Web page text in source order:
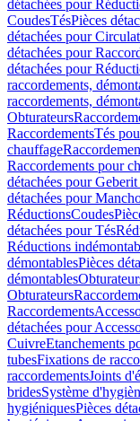
détachées pour
CoudesTésPièces
détachées pour
détachées pour
détachées pour
raccordements,
raccordements,
Obturateurs
RaccordementsTés
chauffage
Raccordements pour
détachées pour
détachées pour
RéductionsCoudes
détachées pour Tés
Réductions
démontablesPièces
démontables
Obturateurs
Raccordements
détachées pour
CuivreEtanchements
tubesFixations de
raccordementsJoints
bridesSystème
hygiéniquesPièces